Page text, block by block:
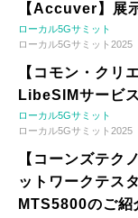
【Accuver】展
ローカル5Gサミット
ローカル5Gサミット2025
【コモン・クリ
LibeSIMサービ
ローカル5Gサミット
ローカル5Gサミット2025
【コーンズテ
ットワークテス
MTS5800のご紹